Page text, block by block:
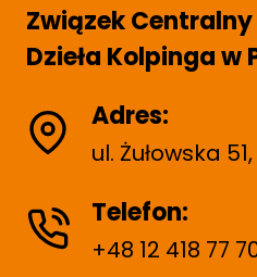
Związek Centralny
Dzieła Kolpinga w
Adres:
ul. Żułowska
Telefon:
+48 12 418 77